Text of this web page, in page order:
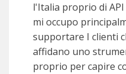
l'Italia proprio di
mi occupo
supportare I clienti
affidano uno
proprio per capire